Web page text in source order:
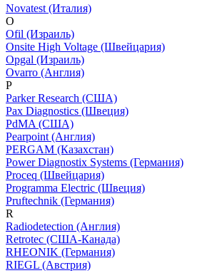
Novatest (Италия)
O
Ofil (Израиль)
Onsite High Voltage (Швейцария)
Opgal (Израиль)
Ovarro (Англия)
P
Parker Research (США)
Pax Diagnostics (Швеция)
PdMA (США)
Pearpoint (Англия)
PERGAM (Казахстан)
Power Diagnostix Systems (Германия)
Proceq (Швейцария)
Programma Electric (Швеция)
Pruftechnik (Германия)
R
Radiodetection (Англия)
Retrotec (США-Канада)
RHEONIK (Германия)
RIEGL (Австрия)